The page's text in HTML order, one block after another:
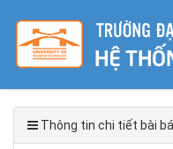
Thông tin chi tiết bài